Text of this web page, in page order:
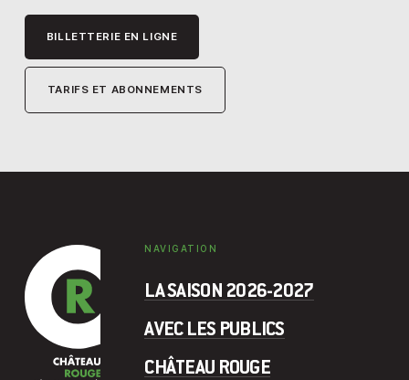
BILLETTERIE EN LIGNE
TARIFS ET ABONNEMENTS
NAVIGATION
LA SAISON 2026-2027
AVEC LES PUBLICS
CHÂTEAU ROUGE